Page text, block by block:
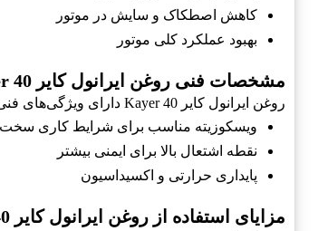
کاهش اصطکاک و سایش در موتور
بهبود عملکرد کلی موتور
مشخصات فنی روغن ایرانول کایر Kayer 40
روغن ایرانول کایر Kayer 40 دارای ویژگی‌های فنی برجسته‌ای است که آن را به یک انتخاب ایده‌آل برای موتورهای دریایی تبدیل می‌کند:
ویسکوزیته مناسب برای شرایط کاری سخت
نقطه اشتعال بالا برای ایمنی بیشتر
پایداری حرارتی و اکسیداسیون
مزایای استفاده از روغن ایرانول کایر Kayer 40